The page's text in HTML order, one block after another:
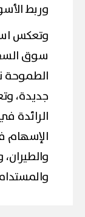
وربط
وتعكس
الطموحة
جديدة،
الرائدة
الإسهام